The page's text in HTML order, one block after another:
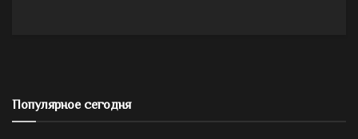
Популярное сегодня